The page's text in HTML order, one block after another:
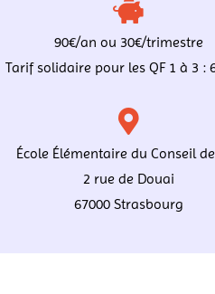
90€/an ou 30€/trimestre
Tarif solidaire pour les QF 1 à 3 :
École Élémentaire du Conseil
2 rue de Douai
67000 Strasbourg